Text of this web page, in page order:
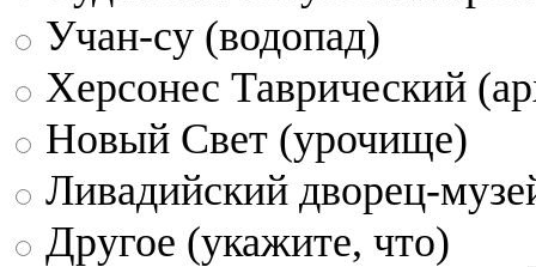
Учан-су (водопад)
Херсонес Таврический
Новый Свет (урочище)
Ливадийский дворец-
Другое (укажите, что)